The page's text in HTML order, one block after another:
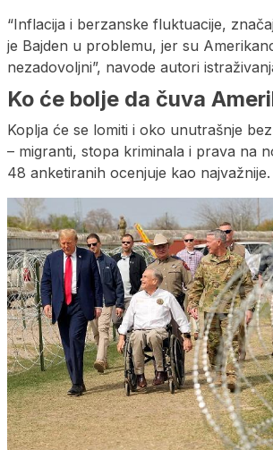
“Inflacija i berzanske fluktuacije,
je Bajden u problemu, jer su
nezadovoljni”, navode autori
Ko će bolje da čuva
Koplja će se lomiti i oko unutrašnje
– migranti, stopa kriminala i prava na
48 anketiranih ocenjuje kao najvažnije.